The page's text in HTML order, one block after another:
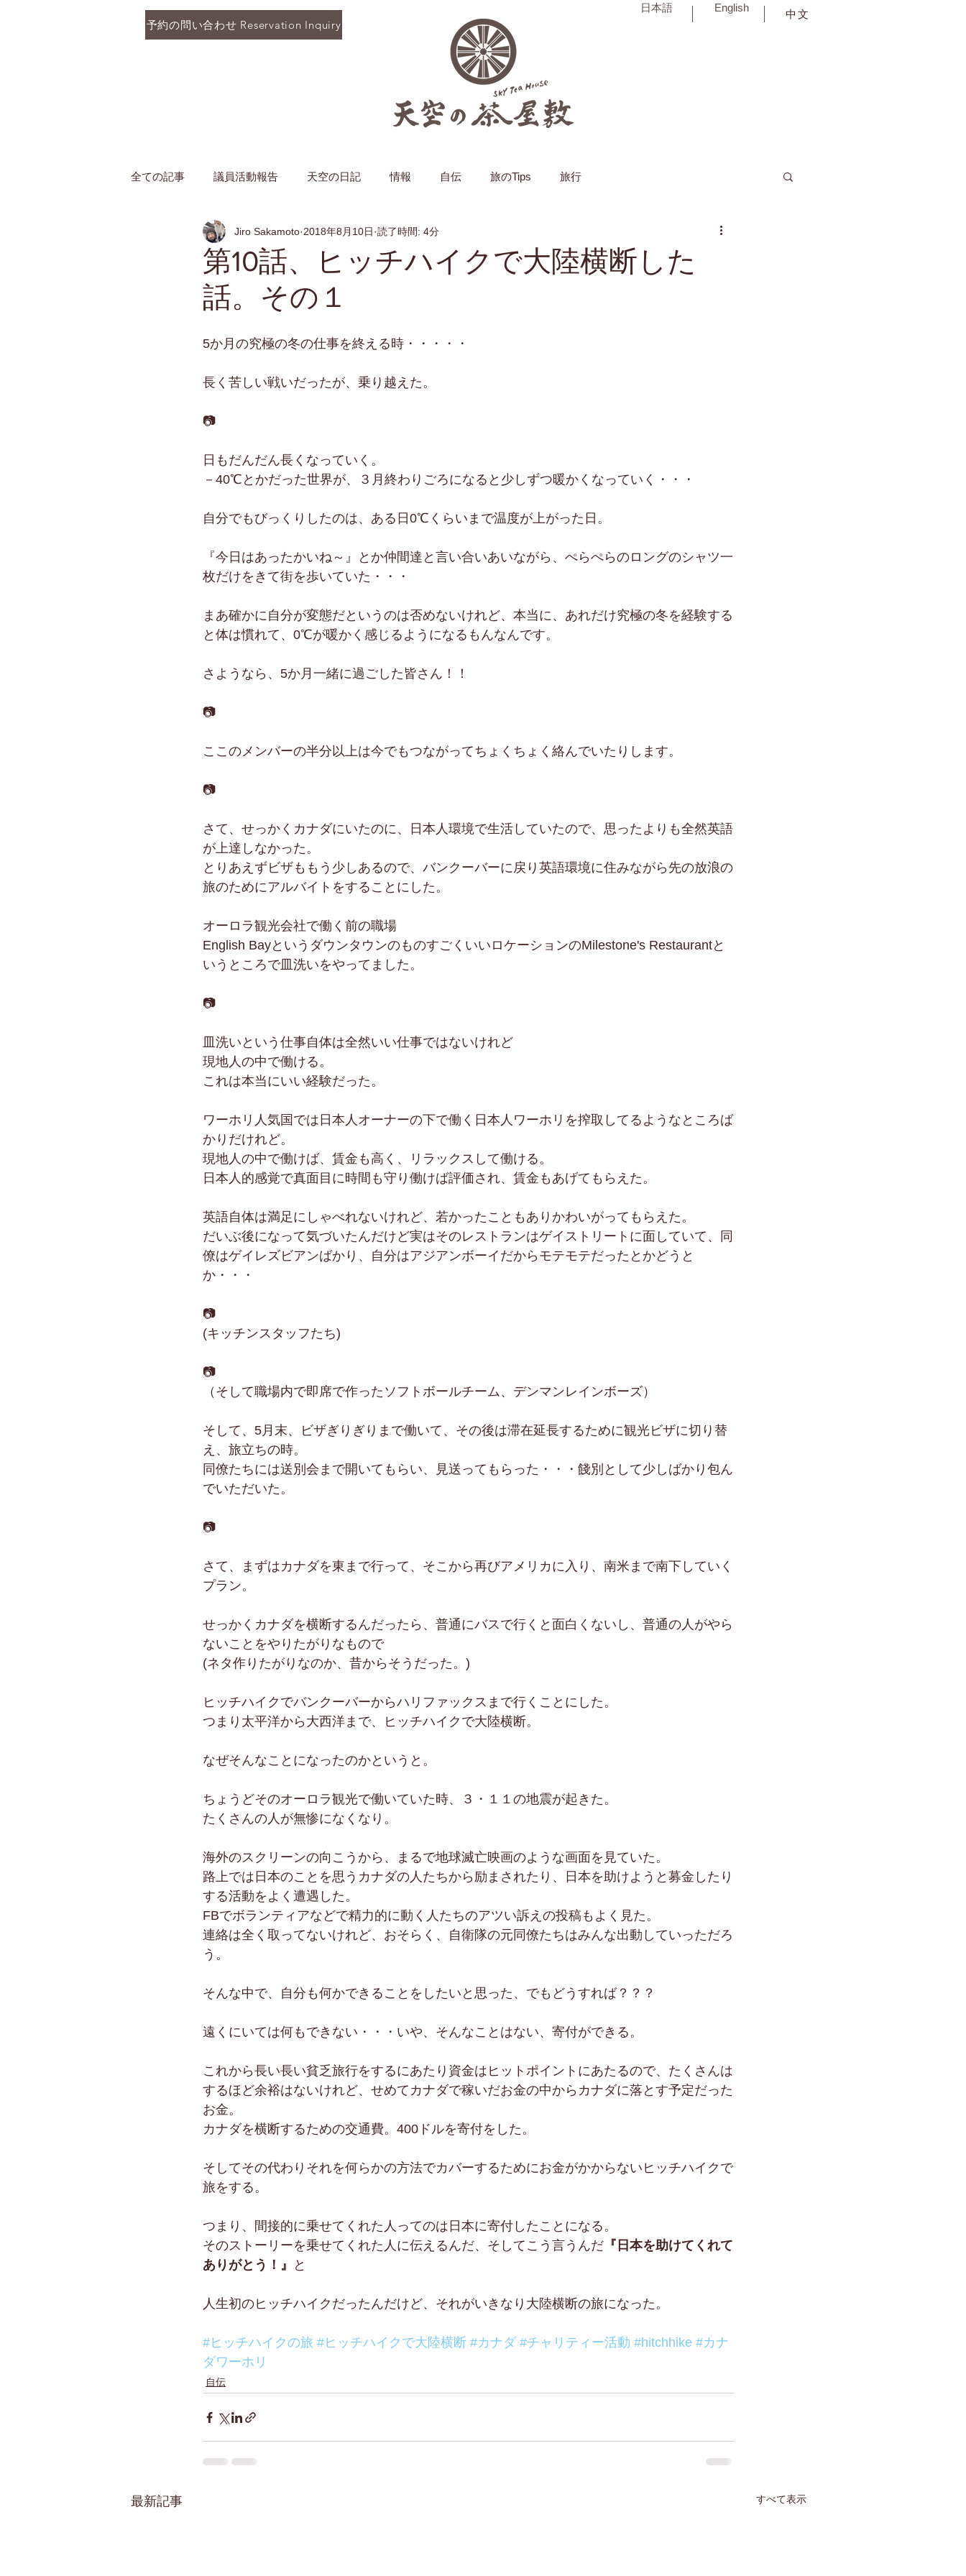
予約の問い合わせ Reservation Inquiry
日本語 English 中文
全ての記事 議員活動報告 天空の日記 情報 自伝 旅のTips 旅行
第10話、ヒッチハイクで大陸横断した
話。その１
Jiro Sakamoto 2018年8月10日 読了時間: 4分
5か月の究極の冬の仕事を終える時・・・・・
長く苦しい戦いだったが、乗り越えた。
📷
日もだんだん長くなっていく。
－40℃とかだった世界が、３月終わりごろになると少しずつ暖かくなっていく・・・
自分でもびっくりしたのは、ある日0℃くらいまで温度が上がった日。
『今日はあったかいね～』とか仲間達と言い合いあいながら、ぺらぺらのロングのシャツ一
枚だけをきて街を歩いていた・・・
まあ確かに自分が変態だというのは否めないけれど、本当に、あれだけ究極の冬を経験する
と体は慣れて、0℃が暖かく感じるようになるもんなんです。
さようなら、5か月一緒に過ごした皆さん！！
📷
ここのメンバーの半分以上は今でもつながってちょくちょく絡んでいたりします。
📷
さて、せっかくカナダにいたのに、日本人環境で生活していたので、思ったよりも全然英語
が上達しなかった。
とりあえずビザももう少しあるので、バンクーバーに戻り英語環境に住みながら先の放浪の
旅のためにアルバイトをすることにした。
オーロラ観光会社で働く前の職場
English BayというダウンタウンのものすごくいいロケーションのMilestone's Restaurantと
いうところで皿洗いをやってました。
📷
皿洗いという仕事自体は全然いい仕事ではないけれど
現地人の中で働ける。
これは本当にいい経験だった。
ワーホリ人気国では日本人オーナーの下で働く日本人ワーホリを搾取してるようなところば
かりだけれど。
現地人の中で働けば、賃金も高く、リラックスして働ける。
日本人的感覚で真面目に時間も守り働けば評価され、賃金もあげてもらえた。
英語自体は満足にしゃべれないけれど、若かったこともありかわいがってもらえた。
だいぶ後になって気づいたんだけど実はそのレストランはゲイストリートに面していて、同
僚はゲイレズビアンばかり、自分はアジアンボーイだからモテモテだったとかどうと
か・・・
📷
(キッチンスタッフたち)
📷
（そして職場内で即席で作ったソフトボールチーム、デンマンレインボーズ）
そして、5月末、ビザぎりぎりまで働いて、その後は滞在延長するために観光ビザに切り替
え、旅立ちの時。
同僚たちには送別会まで開いてもらい、見送ってもらった・・・餞別として少しばかり包ん
でいただいた。
📷
さて、まずはカナダを東まで行って、そこから再びアメリカに入り、南米まで南下していく
プラン。
せっかくカナダを横断するんだったら、普通にバスで行くと面白くないし、普通の人がやら
ないことをやりたがりなもので
(ネタ作りたがりなのか、昔からそうだった。)
ヒッチハイクでバンクーバーからハリファックスまで行くことにした。
つまり太平洋から大西洋まで、ヒッチハイクで大陸横断。
なぜそんなことになったのかというと。
ちょうどそのオーロラ観光で働いていた時、３・１１の地震が起きた。
たくさんの人が無惨になくなり。
海外のスクリーンの向こうから、まるで地球滅亡映画のような画面を見ていた。
路上では日本のことを思うカナダの人たちから励まされたり、日本を助けようと募金したり
する活動をよく遭遇した。
FBでボランティアなどで精力的に動く人たちのアツい訴えの投稿もよく見た。
連絡は全く取ってないけれど、おそらく、自衛隊の元同僚たちはみんな出動していっただろ
う。
そんな中で、自分も何かできることをしたいと思った、でもどうすれば？？？
遠くにいては何もできない・・・いや、そんなことはない、寄付ができる。
これから長い長い貧乏旅行をするにあたり資金はヒットポイントにあたるので、たくさんは
するほど余裕はないけれど、せめてカナダで稼いだお金の中からカナダに落とす予定だった
お金。
カナダを横断するための交通費。400ドルを寄付をした。
そしてその代わりそれを何らかの方法でカバーするためにお金がかからないヒッチハイクで
旅をする。
つまり、間接的に乗せてくれた人ってのは日本に寄付したことになる。
そのストーリーを乗せてくれた人に伝えるんだ、そしてこう言うんだ 『日本を助けてくれて
ありがとう！』
と
人生初のヒッチハイクだったんだけど、それがいきなり大陸横断の旅になった。
#ヒッチハイクの旅 #ヒッチハイクで大陸横断 #カナダ #チャリティー活動 #hitchhike #カナ
ダワーホリ
自伝
最新記事 すべて表示